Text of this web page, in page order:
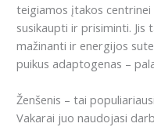
teigiamos įtakos
susikaupti ir prisiminti. Jis
mažinanti ir energijos
puikus adaptogenas –
Ženšenis – tai
Vakarai juo naudojasi